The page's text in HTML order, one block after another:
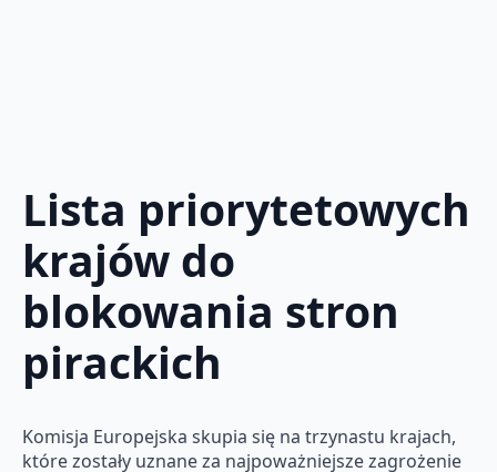
Lista priorytetowych
krajów do
blokowania stron
pirackich
Komisja Europejska skupia się na trzynastu krajach,
które zostały uznane za najpoważniejsze zagrożenie